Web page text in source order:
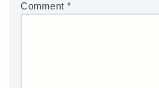
Comment *